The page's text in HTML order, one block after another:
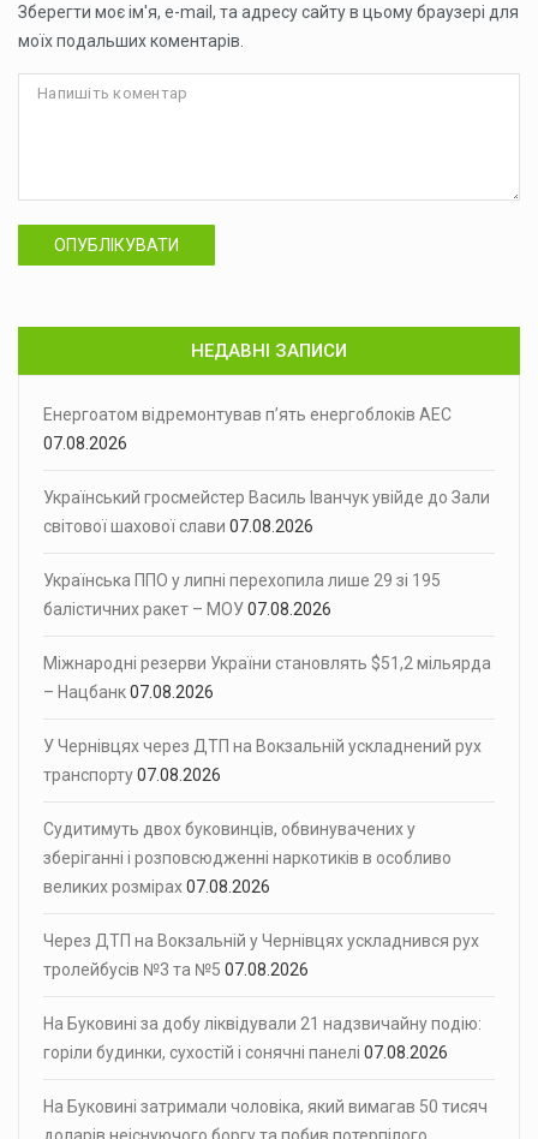
Зберегти моє ім'я, e-mail, та адресу сайту в цьому браузері для
моїх подальших коментарів.
ОПУБЛІКУВАТИ
НЕДАВНІ ЗАПИСИ
Енергоатом відремонтував п’ять енергоблоків АЕС
07.08.2026
Український гросмейстер Василь Іванчук увійде до Зали
світової шахової слави 07.08.2026
Українська ППО у липні перехопила лише 29 зі 195
балістичних ракет – МОУ07.08.2026
Міжнародні резерви України становлять $51,2 мільярда
– Нацбанк07.08.2026
У Чернівцях через ДТП на Вокзальній ускладнений рух
транспорту07.08.2026
Судитимуть двох буковинців, обвинувачених у
зберіганні і розповсюдженні наркотиків в особливо
великих розмірах07.08.2026
Через ДТП на Вокзальній у Чернівцях ускладнився рух
тролейбусів №3 та №5 07.08.2026
На Буковині за добу ліквідували 21 надзвичайну подію:
горіли будинки, сухостій і сонячні панелі 07.08.2026
На Буковині затримали чоловіка, який вимагав 50 тисяч